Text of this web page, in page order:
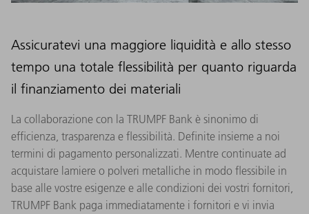
Assicuratevi una maggiore liquidità e allo stesso
tempo una totale flessibilità per quanto riguarda
il finanziamento dei materiali
La collaborazione con la TRUMPF Bank è sinonimo di
efficienza, trasparenza e flessibilità. Definite insieme a noi
termini di pagamento personalizzati. Mentre continuate ad
acquistare lamiere o polveri metalliche in modo flessibile in
base alle vostre esigenze e alle condizioni dei vostri fornitori,
TRUMPF Bank paga immediatamente i fornitori e vi invia